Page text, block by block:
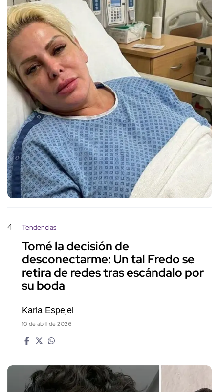
4 Tendencias
Tomé la decisión de
desconectarme: Un tal Fredo se
retira de redes tras escándalo por
su boda
Karla Espejel
10 de abril de 2026